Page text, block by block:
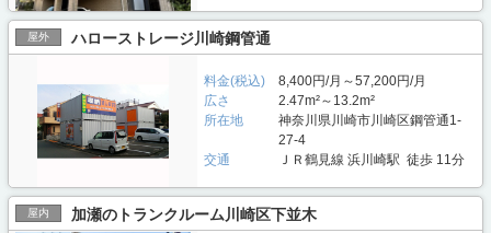
屋外 ハローストレージ川崎鋼管通
料金(税込)
8,400円/月～57,200円/月
広さ
2.47m²～13.2m²
所在地
神奈川県川崎市川崎区鋼管通1-
27-4
交通
ＪＲ鶴見線 浜川崎駅 徒歩 11分
屋内 加瀬のトランクルーム川崎区下並木